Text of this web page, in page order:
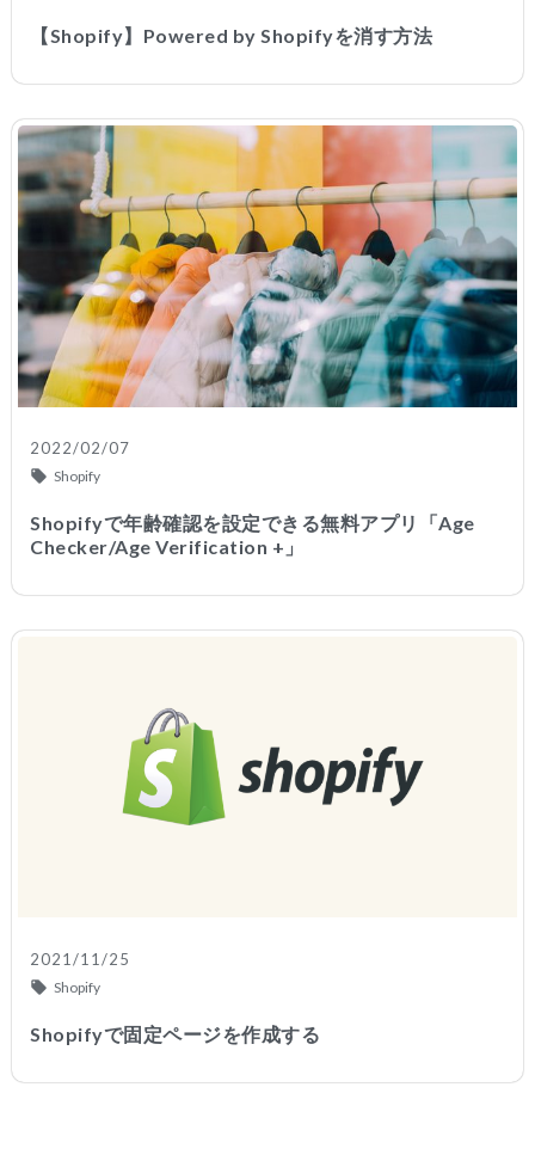
【Shopify】Powered by Shopifyを消す方法
2022/02/07
Shopify
Shopifyで年齢確認を設定できる無料アプリ「Age
Checker/Age Verification +」
2021/11/25
Shopify
Shopifyで固定ページを作成する